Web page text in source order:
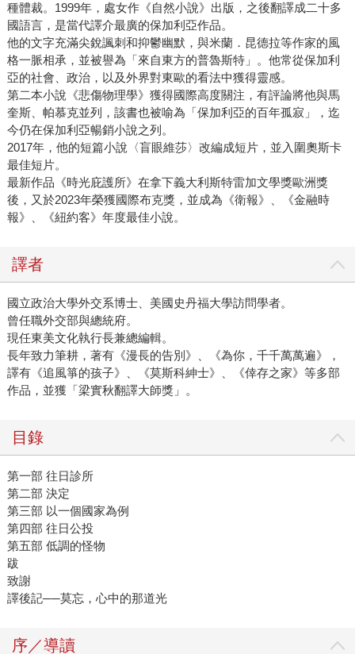
種體裁。1999年，處女作《自然小說》出版，之後翻譯成二十多
國語言，是當代譯介最廣的保加利亞作品。
他的文字充滿尖銳諷刺和抑鬱幽默，與米蘭．昆德拉等作家的風
格一脈相承，並被譽為「來自東方的普魯斯特」。他常從保加利
亞的社會、政治，以及外界對東歐的看法中獲得靈感。
第二本小說《悲傷物理學》獲得國際高度關注，有評論將他與馬
奎斯、帕慕克並列，該書也被喻為「保加利亞的百年孤寂」，迄
今仍在保加利亞暢銷小說之列。
2017年，他的短篇小說〈盲眼維莎〉改編成短片，並入圍奧斯卡
最佳短片。
最新作品《時光庇護所》在拿下義大利斯特雷加文學獎歐洲獎
後，又於2023年榮獲國際布克獎，並成為《衛報》、《金融時
報》、《紐約客》年度最佳小說。
譯者
國立政治大學外交系博士、美國史丹福大學訪問學者。
曾任職外交部與總統府。
現任東美文化執行長兼總編輯。
長年致力筆耕，著有《漫長的告別》、《為你，千千萬萬遍》，
譯有《追風箏的孩子》、《莫斯科紳士》、《倖存之家》等多部
作品，並獲「梁實秋翻譯大師獎」。
目錄
第一部 往日診所
第二部 決定
第三部 以一個國家為例
第四部 往日公投
第五部 低調的怪物
跋
致謝
譯後記──莫忘，心中的那道光
序／導讀